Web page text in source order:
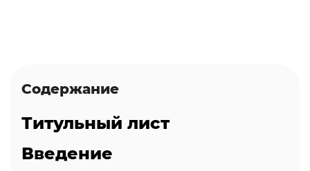
Содержание
Титульный лист
Введение